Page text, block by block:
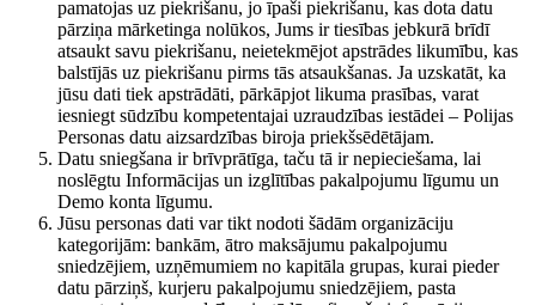
pamatojas uz piekrišanu, jo īpaši piekrišanu, kas dota datu
pārziņa mārketinga nolūkos, Jums ir tiesības jebkurā brīdī
atsaukt savu piekrišanu, neietekmējot apstrādes likumību, kas
balstījās uz piekrišanu pirms tās atsaukšanas. Ja uzskatāt, ka
jūsu dati tiek apstrādāti, pārkāpjot likuma prasības, varat
iesniegt sūdzību kompetentajai uzraudzības iestādei – Polijas
Personas datu aizsardzības biroja priekšsēdētājam.
Datu sniegšana ir brīvprātīga, taču tā ir nepieciešama, lai
noslēgtu Informācijas un izglītības pakalpojumu līgumu un
Demo konta līgumu.
Jūsu personas dati var tikt nodoti šādām organizāciju
kategorijām: bankām, ātro maksājumu pakalpojumu
sniedzējiem, uzņēmumiem no kapitāla grupas, kurai pieder
datu pārziņš, kurjeru pakalpojumu sniedzējiem, pasta